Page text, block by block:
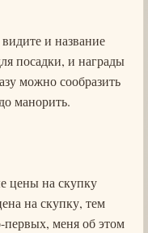
и название
посадки, и награды
можно сообразить
манорить.
цены на скупку
на скупку, тем
первых, меня об этом